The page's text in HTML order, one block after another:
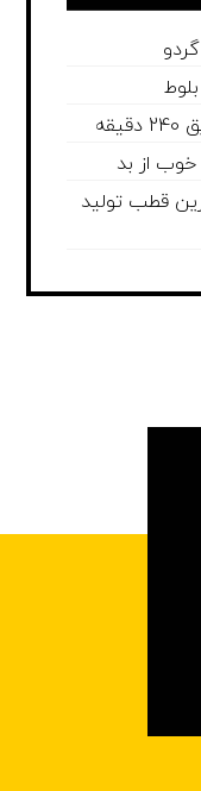
از بد
قطب تولید